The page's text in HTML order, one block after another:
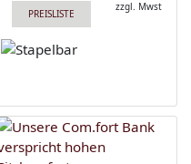
PREISLISTE
zzgl. Mwst